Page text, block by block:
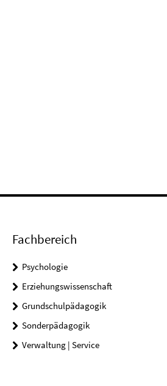
Fachbereich
Psychologie
Erziehungswissenschaft
Grundschulpädagogik
Sonderpädagogik
Verwaltung | Service